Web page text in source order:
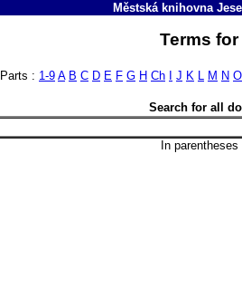
Městská knihovna
Terms
Parts : 1-9 A B C D E F G H Ch J K L M N O
Search for all
In